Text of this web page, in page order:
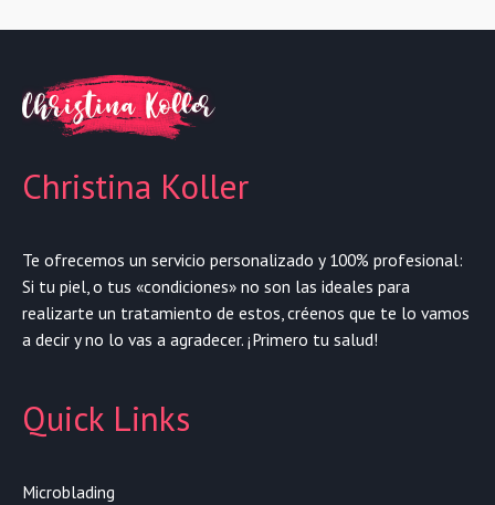
Christina Koller
Te ofrecemos un servicio personalizado y 100% profesional:
Si tu piel, o tus «condiciones» no son las ideales para
realizarte un tratamiento de estos, créenos que te lo vamos
a decir y no lo vas a agradecer. ¡Primero tu salud!
Quick Links
Microblading